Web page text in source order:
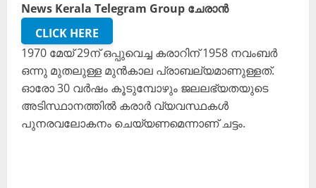
News Kerala Telegram Group ചേരാൻ
CLICK HERE
1970 മേയ് 29ന് ഒപ്പുവെച്ച കരാറിന് 1958 നവംബർ
ഒന്നു മുതലുള്ള മുൻകാല പ്രാബല്യമാണുള്ളത്.
ഓരോ 30 വർഷം കൂടുമ്പോഴും ജലലഭ്യതയുടെ
അടിസ്ഥാനത്തിൽ കരാർ വ്യവസ്ഥകൾ
പുനരവലോകനം ചെയ്യണമെന്നാണ് ചട്ടം.